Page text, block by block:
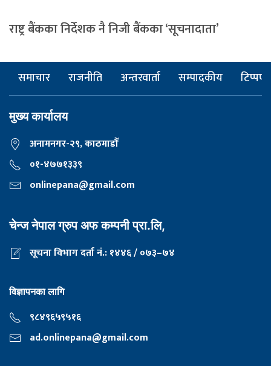
राष्ट्र बैंकका निर्देशक नै निजी बैंकका ‘सूचनादाता’
समाचार राजनीति अन्तरवार्ता सम्पादकीय टिप्पणी
मुख्य कार्यालय
अनामनगर-२९, काठमाडाैँ
०१-४७७१३३९
onlinepana@gmail.com
चेन्ज नेपाल ग्रुप अफ कम्पनी प्रा.लि,
सूचना विभाग दर्ता नं.: १४४६ / ०७३–७४
विज्ञापनका लागि
९८४९६५९५१६
ad.onlinepana@gmail.com